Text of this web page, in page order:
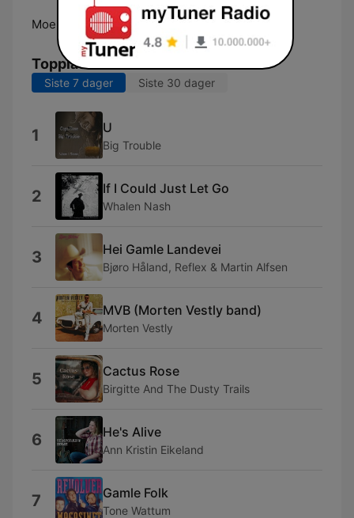
Moelv: Online
Topplåter
Siste 7 dager Siste 30 dager
1 U
Big Trouble
2 If I Could Just Let Go
Whalen Nash
3 Hei Gamle Landevei
Bjøro Håland, Reflex & Martin Alfsen
4 MVB (Morten Vestly band)
Morten Vestly
5 Cactus Rose
Birgitte And The Dusty Trails
6 He's Alive
Ann Kristin Eikeland
7 Gamle Folk
Tone Wattum